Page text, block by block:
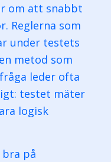
om att snabbt
Reglerna som
under testets
metod som
leder ofta
testet mäter
logisk
på